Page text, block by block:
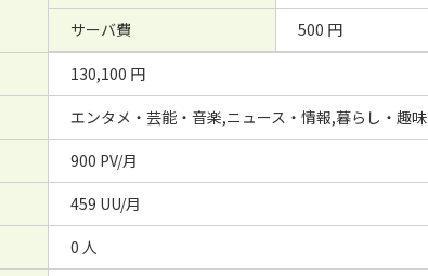
サーバ費
500 円
130,100 円
エンタメ・芸能・音楽,ニュース・情報,暮らし・趣味
900 PV/月
459 UU/月
0 人